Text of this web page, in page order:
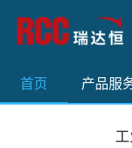
首页 产品服